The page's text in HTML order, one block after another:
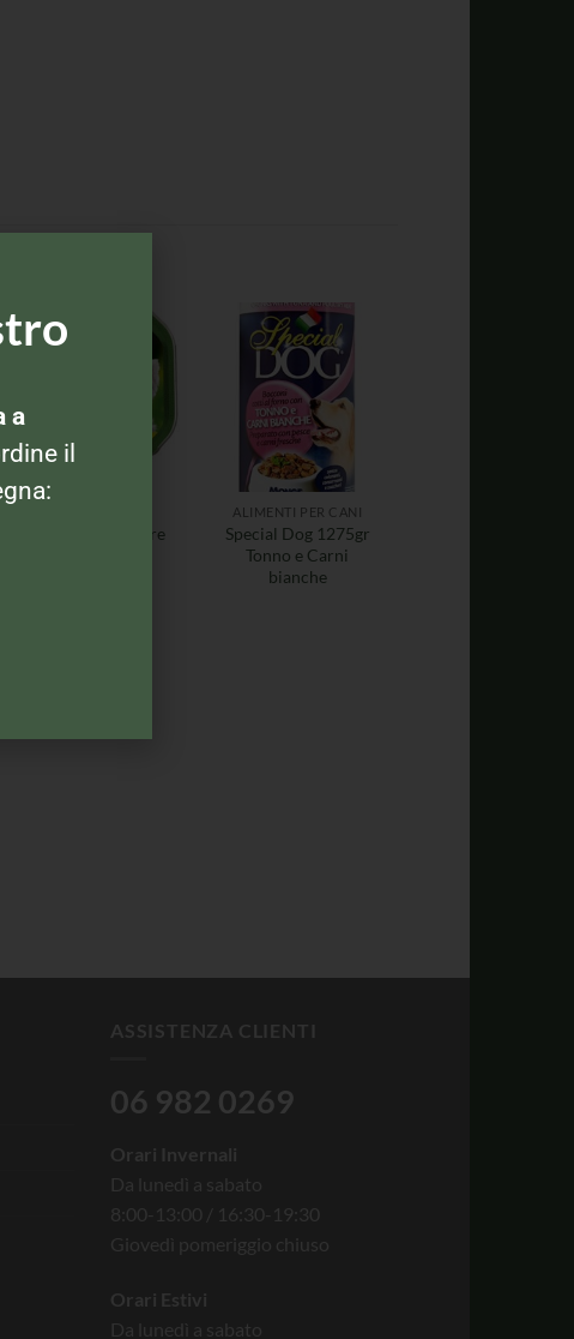
Cesar Pollo e verdure
ALIMENTI PER CANI
Special Dog 1275gr
Tonno e Carni
bianche
ASSISTENZA CLIENTI
06 982 0269
Orari Invernali
Da lunedì a sabato
8:00-13:00 / 16:30-19:30
Giovedì pomeriggio chiuso
Orari Estivi
Da lunedì a sabato
a
il